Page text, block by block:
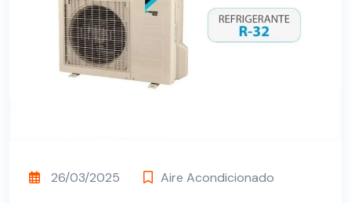
26/03/2025 Aire Acondicionado